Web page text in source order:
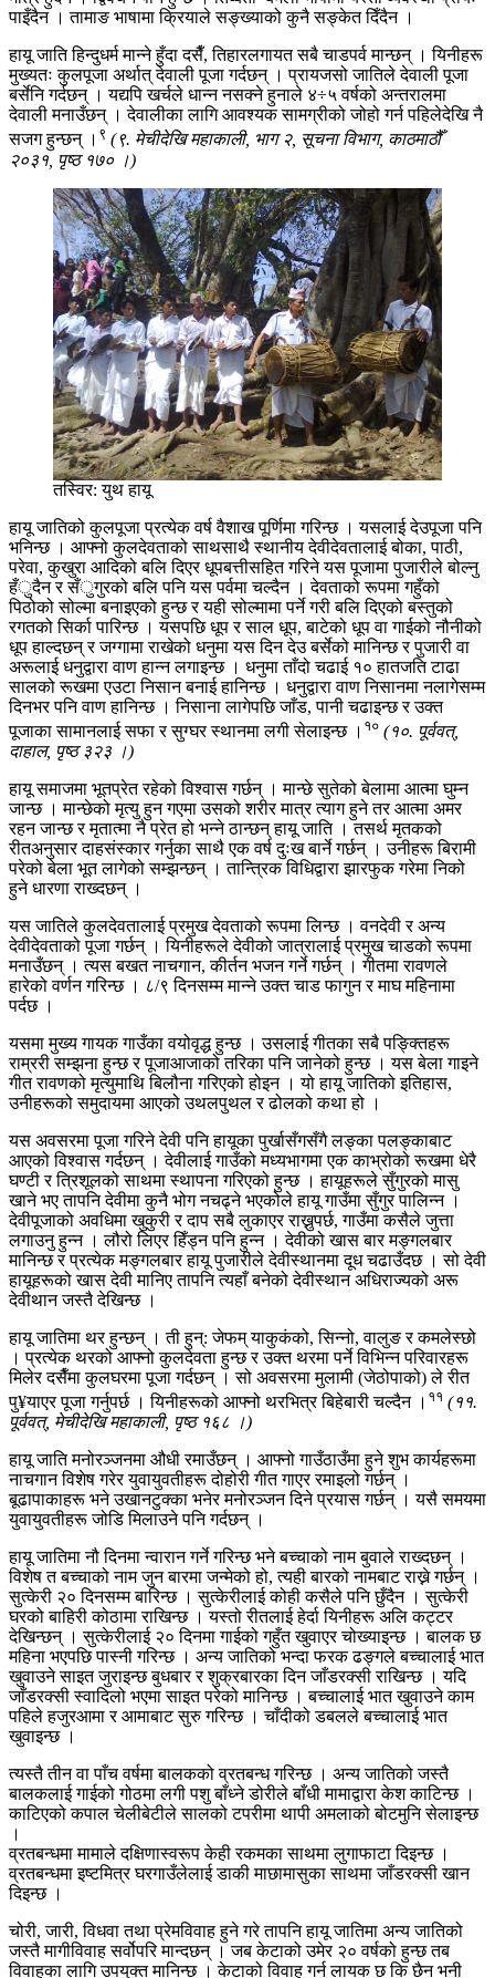
पाइँदैन । तामाङ भाषामा क्रियाले सङ्ख्याको कुनै सङ्केत दिँदैन ।
हायू जाति हिन्दुधर्म मान्ने हुँदा दसैँ, तिहारलगायत सबै चाडपर्व मान्छन् । यिनीहरू
मुख्यतः कुलपूजा अर्थात् देवाली पूजा गर्दछन् । प्रायजसो जातिले देवाली पूजा
बर्सेनि गर्दछन् । यद्यपि खर्चले धान्न नसक्ने हुनाले ४÷५ वर्षको अन्तरालमा
देवाली मनाउँछन् । देवालीका लागि आवश्यक सामग्रीको जोहो गर्न पहिलेदेखि नै
सजग हुन्छन् । ९ (९. मेचीदेखि महाकाली, भाग २, सूचना विभाग, काठमाठौँ
२०३१, पृष्ठ १७० ।)
तस्विर: युथ हायू
हायू जातिको कुलपूजा प्रत्येक वर्ष वैशाख पूर्णिमा गरिन्छ । यसलाई देउपूजा पनि
भनिन्छ । आफ्नो कुलदेवताको साथसाथै स्थानीय देवीदेवतालाई बोका, पाठी,
परेवा, कुखुरा आदिको बलि दिएर धूपबत्तीसहित गरिने यस पूजामा पुजारीले बोल्नु
हँुदैन र सँुगुरको बलि पनि यस पर्वमा चल्दैन । देवताको रूपमा गहुँको
पिठोको सोल्मा बनाइएको हुन्छ र यही सोल्मामा पर्ने गरी बलि दिएको बस्तुको
रगतको सिर्का पारिन्छ । यसपछि धूप र साल धूप, बाटेको धूप वा गाईको नौनीको
धूप हाल्दछन् र जग्गामा राखेको धनुमा यस दिन देउ बर्सेको मानिन्छ र पुजारी वा
अरूलाई धनुद्वारा वाण हान्न लगाइन्छ । धनुमा ताँदो चढाई १० हातजति टाढा
सालको रूखमा एउटा निसान बनाई हानिन्छ । धनुद्वारा वाण निसानमा नलागेसम्म
दिनभर पनि वाण हानिन्छ । निसाना लागेपछि जाँड, पानी चढाइन्छ र उक्त
पूजाका सामानलाई सफा र सुग्घर स्थानमा लगी सेलाइन्छ । १० (१०. पूर्ववत्,
दाहाल, पृष्ठ ३२३ ।)
हायू समाजमा भूतप्रेत रहेको विश्वास गर्छन् । मान्छे सुतेको बेलामा आत्मा घुम्न
जान्छ । मान्छेको मृत्यु हुन गएमा उसको शरीर मात्र त्याग हुने तर आत्मा अमर
रहन जान्छ र मृतात्मा नै प्रेत हो भन्ने ठान्छन् हायू जाति । तसर्थ मृतकको
रीतअनुसार दाहसंस्कार गर्नुका साथै एक वर्ष दुःख बार्ने गर्छन् । उनीहरू बिरामी
परेको बेला भूत लागेको सम्झन्छन् । तान्त्रिक विधिद्वारा झारफुक गरेमा निको
हुने धारणा राख्दछन् ।
यस जातिले कुलदेवतालाई प्रमुख देवताको रूपमा लिन्छ । वनदेवी र अन्य
देवीदेवताको पूजा गर्छन् । यिनीहरूले देवीको जात्रालाई प्रमुख चाडको रूपमा
मनाउँछन् । त्यस बखत नाचगान, कीर्तन भजन गर्ने गर्छन् । गीतमा रावणले
हारेको वर्णन गरिन्छ । ८/९ दिनसम्म मान्ने उक्त चाड फागुन र माघ महिनामा
पर्दछ ।
यसमा मुख्य गायक गाउँका वयोवृद्ध हुन्छ । उसलाई गीतका सबै पङ्क्तिहरू
राम्ररी सम्झना हुन्छ र पूजाआजाको तरिका पनि जानेको हुन्छ । यस बेला गाइने
गीत रावणको मृत्युमाथि बिलौना गरिएको होइन । यो हायू जातिको इतिहास,
उनीहरूको समुदायमा आएको उथलपुथल र ढोलको कथा हो ।
यस अवसरमा पूजा गरिने देवी पनि हायूका पुर्खासँगसँगै लङ्का पलङ्काबाट
आएको विश्वास गर्दछन् । देवीलाई गाउँको मध्यभागमा एक काभ्रोको रूखमा धेरै
घण्टी र त्रिशूलको साथमा स्थापना गरिएको हुन्छ । हायूहरूले सुँगुरको मासु
खाने भए तापनि देवीमा कुनै भोग नचढ्ने भएकोले हायू गाउँमा सुँगुर पालिन्न ।
देवीपूजाको अवधिमा खुकुरी र दाप सबै लुकाएर राख्नुपर्छ, गाउँमा कसैले जुत्ता
लगाउनु हुन्न । लौरो लिएर हिँड्न पनि हुन्न । देवीको खास बार मङ्गलबार
मानिन्छ र प्रत्येक मङ्गलबार हायू पुजारीले देवीस्थानमा दूध चढाउँदछ । सो देवी
हायूहरूको खास देवी मानिए तापनि त्यहाँ बनेको देवीस्थान अधिराज्यको अरू
देवीथान जस्तै देखिन्छ ।
हायू जातिमा थर हुन्छन् । ती हुन्: जेफम् याकुकंको, सिन्नो, वालुङ र कमलेस्छो
। प्रत्येक थरको आफ्नो कुलदेवता हुन्छ र उक्त थरमा पर्ने विभिन्न परिवारहरू
मिलेर दसैँमा कुलघरमा पूजा गर्दछन् । सो अवसरमा मुलामी (जेठोपाको) ले रीत
पु¥याएर पूजा गर्नुपर्छ । यिनीहरूको आफ्नो थरभित्र बिहेबारी चल्दैन । ११ (११.
पूर्ववत्, मेचीदेखि महाकाली, पृष्ठ १६८ ।)
हायू जाति मनोरञ्जनमा औधी रमाउँछन् । आफ्नो गाउँठाउँमा हुने शुभ कार्यहरूमा
नाचगान विशेष गरेर युवायुवतीहरू दोहोरी गीत गाएर रमाइलो गर्छन् ।
बूढापाकाहरू भने उखानटुक्का भनेर मनोरञ्जन दिने प्रयास गर्छन् । यसै समयमा
युवायुवतीहरू जोडि मिलाउने पनि गर्दछन् ।
हायू जातिमा नौ दिनमा न्वारान गर्ने गरिन्छ भने बच्चाको नाम बुवाले राख्दछन् ।
विशेष त बच्चाको नाम जुन बारमा जन्मेको हो, त्यही बारको नामबाट राख्ने गर्छन् ।
सुत्केरी २० दिनसम्म बारिन्छ । सुत्केरीलाई कोही कसैले पनि छुँदैन । सुत्केरी
घरको बाहिरी कोठामा राखिन्छ । यस्तो रीतलाई हेर्दा यिनीहरू अलि कट्टर
देखिन्छन् । सुत्केरीलाई २० दिनमा गाईको गहुँत खुवाएर चोख्याइन्छ । बालक छ
महिना भएपछि पास्नी गरिन्छ । अन्य जातिको भन्दा फरक ढङ्गले बच्चालाई भात
खुवाउने साइत जुराइन्छ बुधबार र शुक्रबारका दिन जाँडरक्सी राखिन्छ । यदि
जाँडरक्सी स्वादिलो भएमा साइत परेको मानिन्छ । बच्चालाई भात खुवाउने काम
पहिले हजुरआमा र आमाबाट सुरु गरिन्छ । चाँदीको डबलले बच्चालाई भात
खुवाइन्छ ।
त्यस्तै तीन वा पाँच वर्षमा बालकको व्रतबन्ध गरिन्छ । अन्य जातिको जस्तै
बालकलाई गाईको गोठमा लगी पशु बाँध्ने डोरीले बाँधी मामाद्वारा केश काटिन्छ ।
काटिएको कपाल चेलीबेटीले सालको टपरीमा थापी अमलाको बोटमुनि सेलाइन्छ
।
व्रतबन्धमा मामाले दक्षिणास्वरूप केही रकमका साथमा लुगाफाटा दिइन्छ ।
व्रतबन्धमा इष्टमित्र घरगाउँलेलाई डाकी माछामासुका साथमा जाँडरक्सी खान
दिइन्छ ।
चोरी, जारी, विधवा तथा प्रेमविवाह हुने गरे तापनि हायू जातिमा अन्य जातिको
जस्तै मागीविवाह सर्वोपरि मान्दछन् । जब केटाको उमेर २० वर्षको हुन्छ तब
विवाहका लागि उपयुक्त मानिन्छ । केटाको विवाह गर्न लायक छ कि छैन भनी